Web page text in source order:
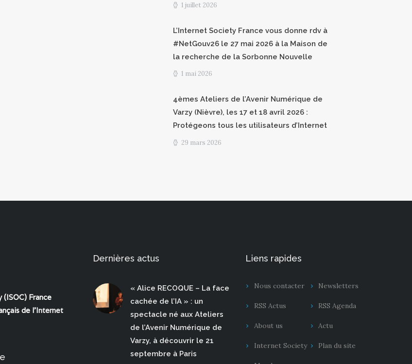
1 juillet 2026
L’Internet Society France vous donne rdv à
#NetGouv26 le 27 mai 2026 à la Maison de
la recherche de la Sorbonne Nouvelle
1 mai 2026
4èmes Ateliers de l’Avenir Numérique de
Varzy (Nièvre), les 17 et 18 avril 2026 :
Protégeons tous les utilisateurs d’Internet
29 mars 2026
France
de l'Internet
Dernières actus
« Alice RECOQUE – La face
cachée de l’IA » : un
spectacle né aux Ateliers
de l’Avenir Numérique de
Varzy, à découvrir le 21
septembre à Paris
Liens rapides
Nous contacter Newsletters
RSS Actus RSS Agenda
About us Actu
Internet Society Plan du site